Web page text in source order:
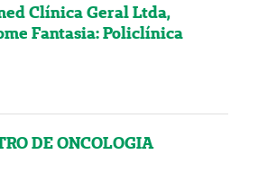
Clínica Geral Ltda,
Fantasia: Policlínica
DE ONCOLOGIA